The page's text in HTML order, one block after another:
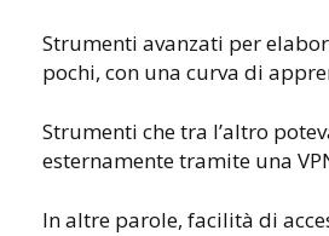
Strumenti avanzati per
pochi, con una curva di
Strumenti che tra l’altro
esternamente tramite una
In altre parole, facilità di